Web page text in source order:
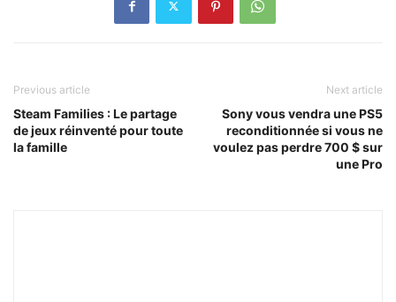
Previous article
Steam Families : Le partage
de jeux réinventé pour toute
la famille
Next article
Sony vous vendra une PS5
reconditionnée si vous ne
voulez pas perdre 700 $ sur
une Pro